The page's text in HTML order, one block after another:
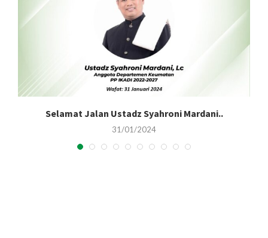
Selamat Jalan Ustadz Syahroni Mardani..
31/01/2024